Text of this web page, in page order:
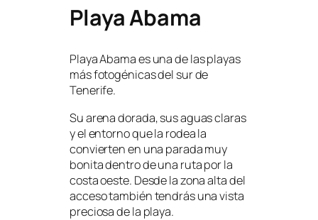
Playa Abama
Playa Abama es una de las playas
más fotogénicas del sur de
Tenerife.
Su arena dorada, sus aguas claras
y el entorno que la rodea la
convierten en una parada muy
bonita dentro de una ruta por la
costa oeste. Desde la zona alta del
acceso también tendrás una vista
preciosa de la playa.